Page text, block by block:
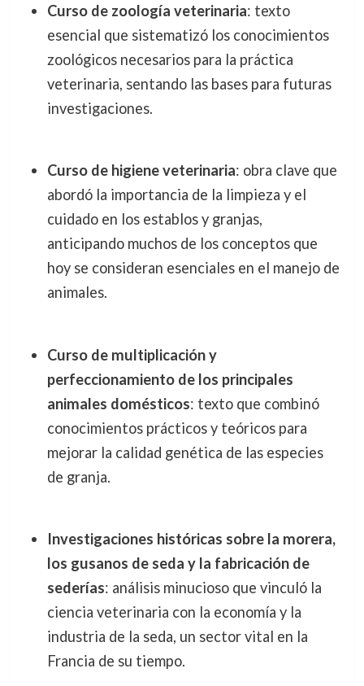
Curso de zoología veterinaria: texto
esencial que sistematizó los conocimientos
zoológicos necesarios para la práctica
veterinaria, sentando las bases para futuras
investigaciones.
Curso de higiene veterinaria: obra clave que
abordó la importancia de la limpieza y el
cuidado en los establos y granjas,
anticipando muchos de los conceptos que
hoy se consideran esenciales en el manejo de
animales.
Curso de multiplicación y
perfeccionamiento de los principales
animales domésticos: texto que combinó
conocimientos prácticos y teóricos para
mejorar la calidad genética de las especies
de granja.
Investigaciones históricas sobre la morera,
los gusanos de seda y la fabricación de
sederías: análisis minucioso que vinculó la
ciencia veterinaria con la economía y la
industria de la seda, un sector vital en la
Francia de su tiempo.